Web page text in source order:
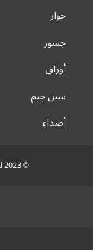
حوار
جسور
أوراق
سين جيم
أصداء
© 2023 moatinoon.com all rights reserved